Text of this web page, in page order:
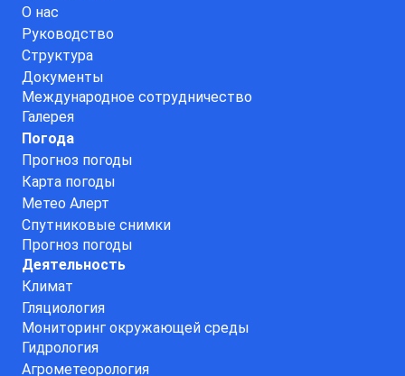
О нас
Руководство
Структура
Документы
Международное сотрудничество
Галерея
Погода
Прогноз погоды
Карта погоды
Метео Алерт
Спутниковые снимки
Прогноз погоды
Деятельность
Климат
Гляциология
Мониторинг окружающей среды
Гидрология
Агрометеорология